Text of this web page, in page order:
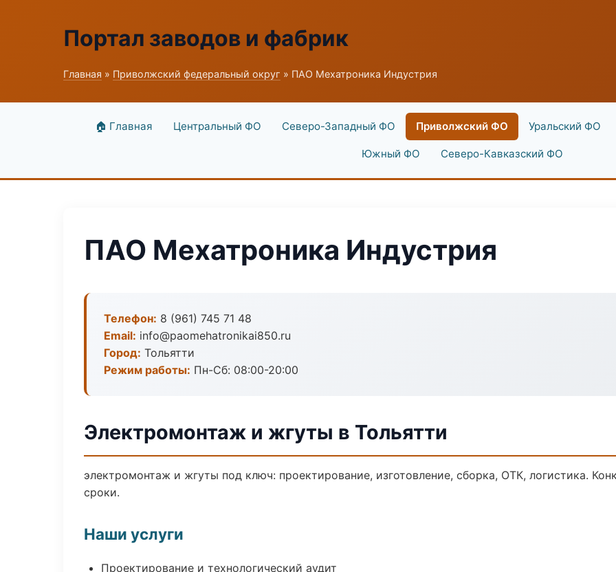
Портал заводов и фабрик
Главная » Приволжский федеральный округ » ПАО Мехатроника Индустрия
🏠 Главная Центральный ФО Северо-Западный ФО Приволжский ФО Уральский ФО
Южный ФО Северо-Кавказский ФО
ПАО Мехатроника Индустрия
Телефон: 8 (961) 745 71 48
Email: info@paomehatronikai850.ru
Город: Тольятти
Режим работы: Пн-Сб: 08:00-20:00
Электромонтаж и жгуты в Тольятти
электромонтаж и жгуты под ключ: проектирование, изготовление, сборка, ОТК, логистика.
сроки.
Наши услуги
Проектирование и технологический аудит